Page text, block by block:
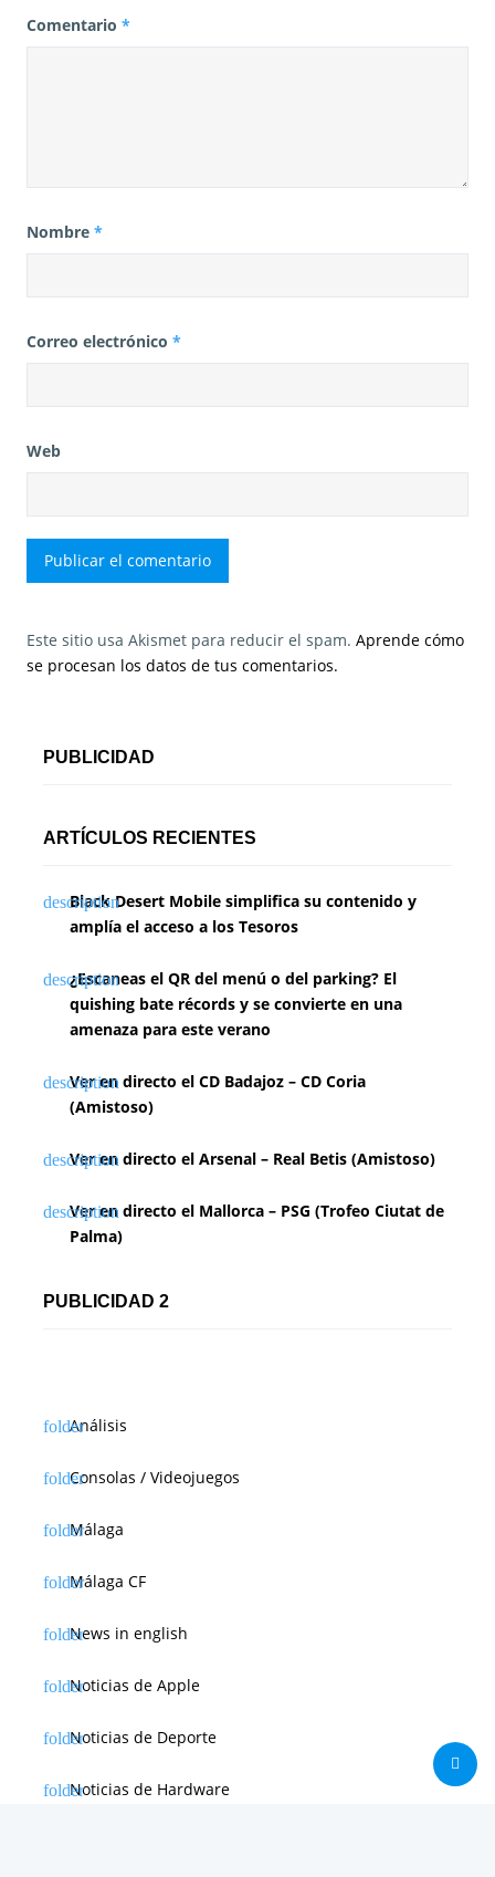
Comentario *
Nombre *
Correo electrónico *
Web
Este sitio usa Akismet para reducir el spam. Aprende cómo
se procesan los datos de tus comentarios.
PUBLICIDAD
ARTÍCULOS RECIENTES
Black Desert Mobile simplifica su contenido y
amplía el acceso a los Tesoros
¿Escaneas el QR del menú o del parking? El
quishing bate récords y se convierte en una
amenaza para este verano
Ver en directo el CD Badajoz – CD Coria
(Amistoso)
Ver en directo el Arsenal – Real Betis (Amistoso)
Ver en directo el Mallorca – PSG (Trofeo Ciutat de
Palma)
PUBLICIDAD 2
Análisis
Consolas / Videojuegos
Málaga
Málaga CF
News in english
Noticias de Apple
Noticias de Deporte
Noticias de Hardware